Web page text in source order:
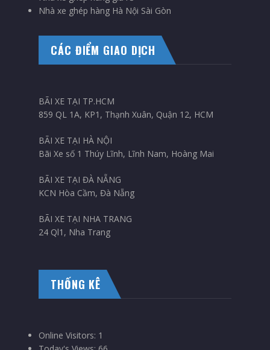
Nhà xe ghép hàng Hà Nội Sài Gòn
CÁC ĐIỂM GIAO DỊCH
BÃI XE TẠI TP.HCM
859 QL 1A, KP1, Thạnh Xuân, Quận 12, HCM
BÃI XE TẠI HÀ NỘI
Bãi Xe số 1 Thúy Lĩnh, Lĩnh Nam, Hoàng Mai
BÃI XE TẠI ĐÀ NẴNG
KCN Hòa Cầm, Đà Nẵng
BÃI XE TẠI NHA TRANG
24 Ql1, Nha Trang
THỐNG KÊ
Online Visitors: 1